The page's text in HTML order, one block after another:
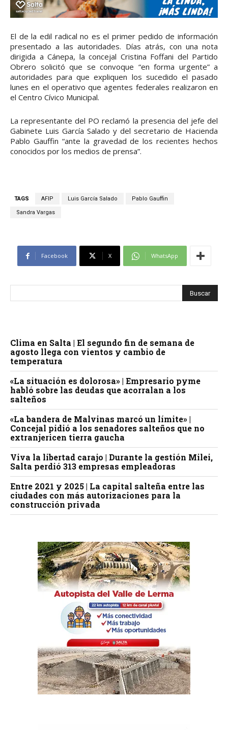
El de la edil radical no es el primer pedido de información
presentado a las autoridades. Días atrás, con una nota
dirigida a Cánepa, la concejal Cristina Foffani del Partido
Obrero solicitó que se convoque “en forma urgente” a
autoridades para que expliquen los sucedido el pasado
lunes en el operativo que agentes federales realizaron en
el Centro Cívico Municipal.
La representante del PO reclamó la presencia del jefe del
Gabinete Luis García Salado y del secretario de Hacienda
Pablo Gauffin “ante la gravedad de los recientes hechos
conocidos por los medios de prensa”.
TAGS AFIP Luis García Salado Pablo Gauffin
Sandra Vargas
Facebook X WhatsApp
Clima en Salta | El segundo fin de semana de
agosto llega con vientos y cambio de
temperatura
«La situación es dolorosa» | Empresario pyme
habló sobre las deudas que acorralan a los
salteños
«La bandera de Malvinas marcó un límite» |
Concejal pidió a los senadores salteños que no
extranjericen tierra gaucha
Viva la libertad carajo | Durante la gestión Milei,
Salta perdió 313 empresas empleadoras
Entre 2021 y 2025 | La capital salteña entre las
ciudades con más autorizaciones para la
construcción privada